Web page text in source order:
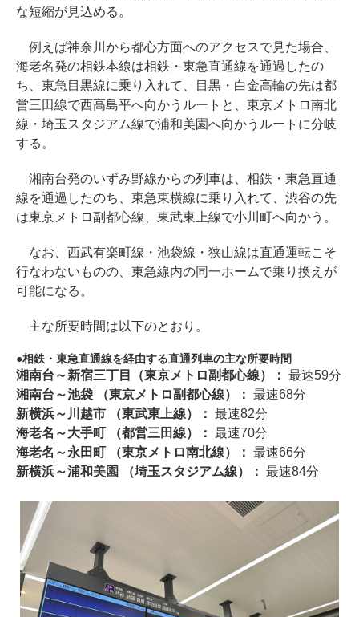
な短縮が見込める。
例えば神奈川から都心方面へのアクセスで見た場合、
海老名発の相鉄本線は相鉄・東急直通線を通過したの
ち、東急目黒線に乗り入れて、目黒・白金高輪の先は都
営三田線で西高島平へ向かうルートと、東京メトロ南北
線・埼玉スタジアム線で浦和美園へ向かうルートに分岐
する。
湘南台発のいずみ野線からの列車は、相鉄・東急直通
線を通過したのち、東急東横線に乗り入れて、渋谷の先
は東京メトロ副都心線、東武東上線で小川町へ向かう。
なお、西武有楽町線・池袋線・狭山線は直通運転こそ
行なわないものの、東急線内の同一ホームで乗り換えが
可能になる。
主な所要時間は以下のとおり。
相鉄・東急直通線を経由する直通列車の主な所要時間
湘南台～新宿三丁目（東京メトロ副都心線）： 最速59分
湘南台～池袋 （東京メトロ副都心線）： 最速68分
新横浜～川越市 （東武東上線）： 最速82分
海老名～大手町 （都営三田線）： 最速70分
海老名～永田町 （東京メトロ南北線）： 最速66分
新横浜～浦和美園 （埼玉スタジアム線）： 最速84分